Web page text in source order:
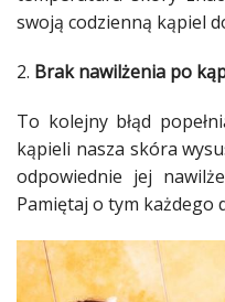
Dodaj
«
Dodaj
galerię
Dodaj
artykuł
Najlepsze
swoją codzienną kąpiel
2. Brak nawilżenia po
To kolejny błąd
kąpieli nasza skóra
odpowiednie jej
Pamiętaj o tym każdego